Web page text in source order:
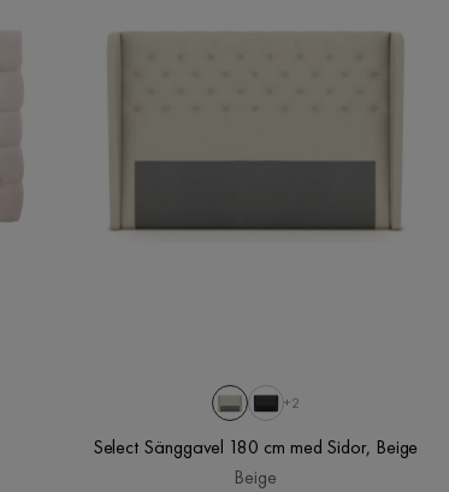
+2
Select Sänggavel 180 cm med Sidor, Beige
Beige